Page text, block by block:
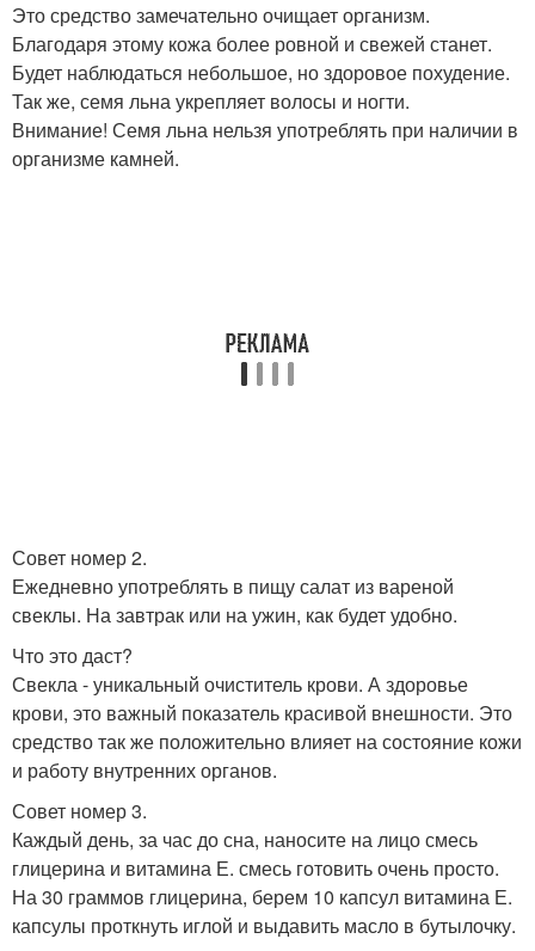
Это средство замечательно очищает организм.
Благодаря этому кожа более ровной и свежей станет.
Будет наблюдаться небольшое, но здоровое похудение.
Так же, семя льна укрепляет волосы и ногти.
Внимание! Семя льна нельзя употреблять при наличии в
организме камней.
Совет номер 2.
Ежедневно употреблять в пищу салат из вареной
свеклы. На завтрак или на ужин, как будет удобно.
Что это даст?
Свекла - уникальный очиститель крови. А здоровье
крови, это важный показатель красивой внешности. Это
средство так же положительно влияет на состояние кожи
и работу внутренних органов.
Совет номер 3.
Каждый день, за час до сна, наносите на лицо смесь
глицерина и витамина Е. смесь готовить очень просто.
На 30 граммов глицерина, берем 10 капсул витамина Е.
капсулы проткнуть иглой и выдавить масло в бутылочку.